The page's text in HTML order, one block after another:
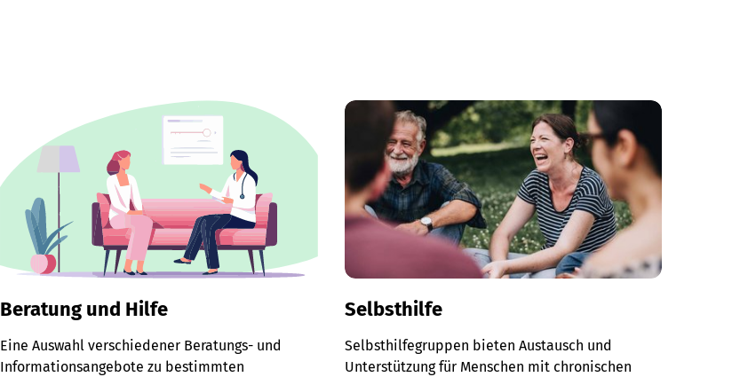
Beratung und Hilfe
Eine Auswahl verschiedener Beratungs- und
Informationsangebote zu bestimmten
Selbsthilfe
Selbsthilfegruppen bieten Austausch und
Unterstützung für Menschen mit chronischen